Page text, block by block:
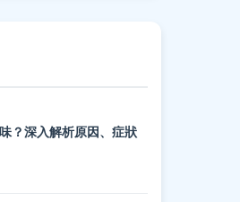
？深入解析原因、症狀